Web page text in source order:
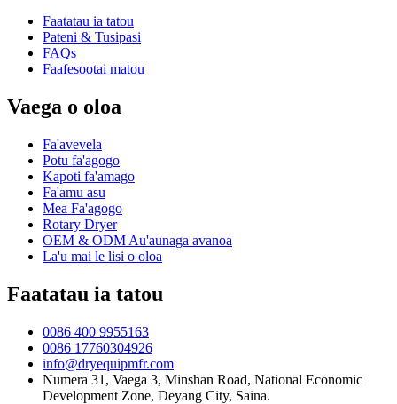
Faatatau ia tatou
Pateni & Tusipasi
FAQs
Faafesootai matou
Vaega o oloa
Fa'avevela
Potu fa'agogo
Kapoti fa'amago
Fa'amu asu
Mea Fa'agogo
Rotary Dryer
OEM & ODM Au'aunaga avanoa
La'u mai le lisi o oloa
Faatatau ia tatou
0086 400 9955163
0086 17760304926
info@dryequipmfr.com
Numera 31, Vaega 3, Minshan Road, National Economic
Development Zone, Deyang City, Saina.